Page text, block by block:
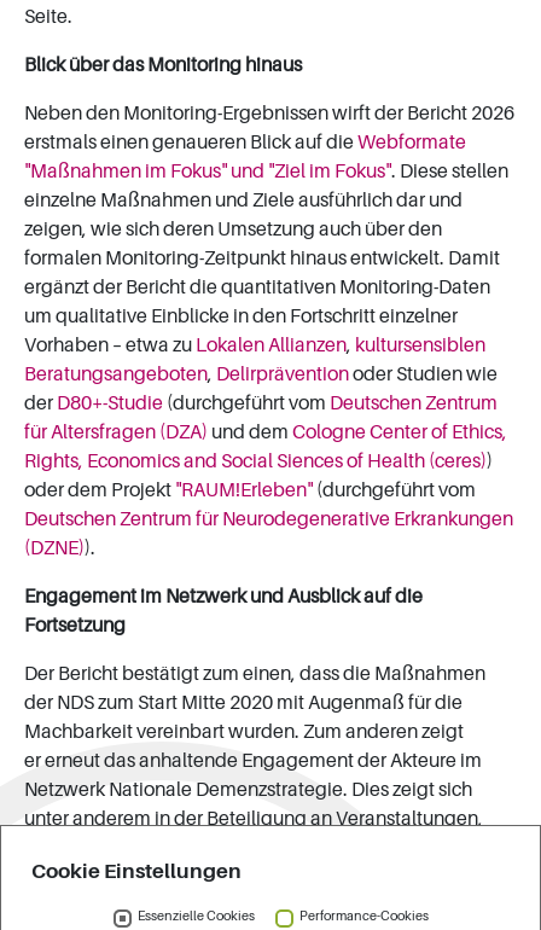
Seite.
Blick über das Monitoring hinaus
Neben den Monitoring-Ergebnissen wirft der Bericht 2026
erstmals einen genaueren Blick auf dieWebformate
"Maßnahmen im Fokus" und "Ziel im Fokus". Diese stellen
einzelne Maßnahmen und Ziele ausführlich dar und
zeigen, wie sich deren Umsetzung auch über den
formalen Monitoring-Zeitpunkt hinaus entwickelt. Damit
ergänzt der Bericht die quantitativen Monitoring-Daten
um qualitative Einblicke in den Fortschritt einzelner
Vorhaben – etwa zu Lokalen Allianzen, kultursensiblen
Beratungsangeboten, Delirpräventionoder Studien wie
der D80+-Studie (durchgeführt vom Deutschen Zentrum
für Altersfragen (DZA) und dem Cologne Center of Ethics,
Rights, Economics and Social Siences of Health (ceres))
oder dem Projekt "RAUM!Erleben" (durchgeführt vom
Deutschen Zentrum für Neurodegenerative Erkrankungen
(DZNE)).
Engagement im Netzwerk und Ausblick auf die
Fortsetzung
Der Bericht bestätigt zum einen, dass die Maßnahmen
der NDS zum Start Mitte 2020 mit Augenmaß für die
Machbarkeit vereinbart wurden. Zum anderen zeigt
er erneut das anhaltende Engagement der Akteure im
Netzwerk Nationale Demenzstrategie. Dies zeigt sich
unter anderem in der Beteiligung an Veranstaltungen,
Öffentlichkeitsarbeit, beispielsweise im Rahmen der
Woche der Demenz. Auf der Netzwerktagung kamen viele
Cookie Einstellungen
Essenzielle Cookies
Performance-Cookies